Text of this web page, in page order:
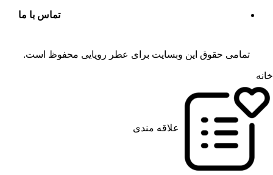
تماس با ما
تمامی حقوق این وبسایت برای عطر رویایی محفوظ است.
خانه
علاقه مندی